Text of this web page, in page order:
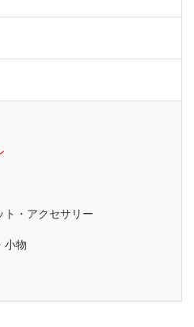
ト・アクセサリー
小物